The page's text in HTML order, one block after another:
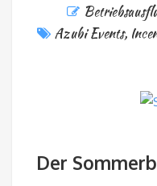
Azubi Events,
Der